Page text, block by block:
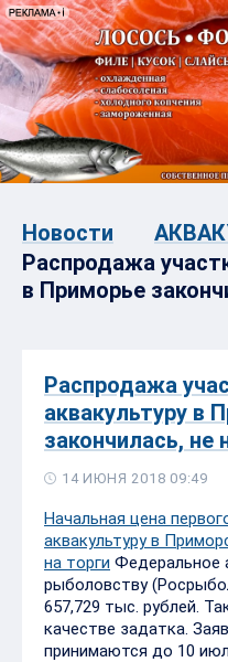
Новости
Распродажа
в Приморье
Распродажа
аквакультуру в
закончилась, не
14 ИЮНЯ 2018 09:49
Начальная цена
аквакультуру в
на торги Федеральное
рыболовству
657,729 тыс. рублей.
качестве задатка.
принимаются до 10